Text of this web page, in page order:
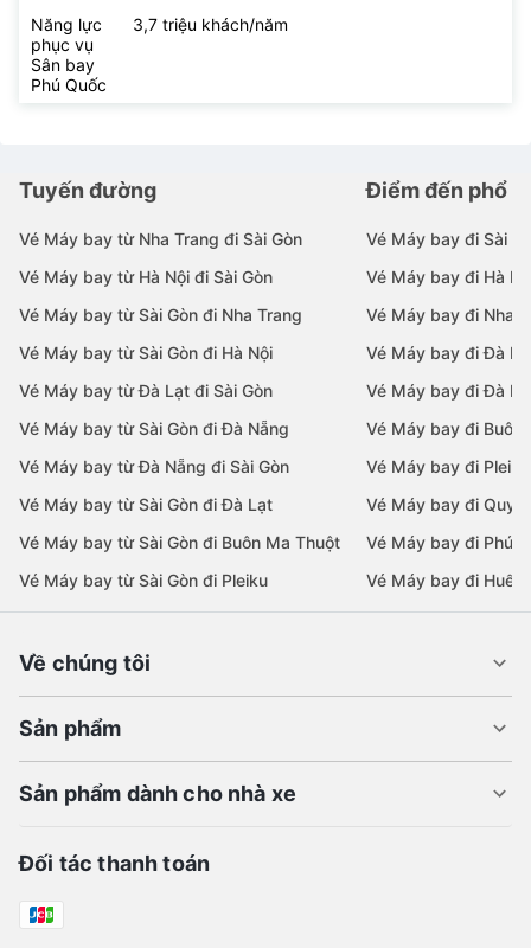
Năng lực
phục vụ
Sân bay
Phú Quốc
3,7 triệu khách/năm
Tuyến đường
Vé Máy bay từ Nha Trang đi Sài Gòn
Vé Máy bay từ Hà Nội đi Sài Gòn
Vé Máy bay từ Sài Gòn đi Nha Trang
Vé Máy bay từ Sài Gòn đi Hà Nội
Vé Máy bay từ Đà Lạt đi Sài Gòn
Vé Máy bay từ Sài Gòn đi Đà Nẵng
Vé Máy bay từ Đà Nẵng đi Sài Gòn
Vé Máy bay từ Sài Gòn đi Đà Lạt
Vé Máy bay từ Sài Gòn đi Buôn Ma Thuột
Vé Máy bay từ Sài Gòn đi Pleiku
Điểm đến phổ
Vé Máy bay đi Sài
Vé Máy bay đi Hà
Vé Máy bay đi Nha
Vé Máy bay đi Đà
Vé Máy bay đi Đà
Vé Máy bay đi Buôn
Vé Máy bay đi Pleiku
Vé Máy bay đi Quy
Vé Máy bay đi Phú
Vé Máy bay đi Huế
Về chúng tôi
Sản phẩm
Sản phẩm dành cho nhà xe
Đối tác thanh toán